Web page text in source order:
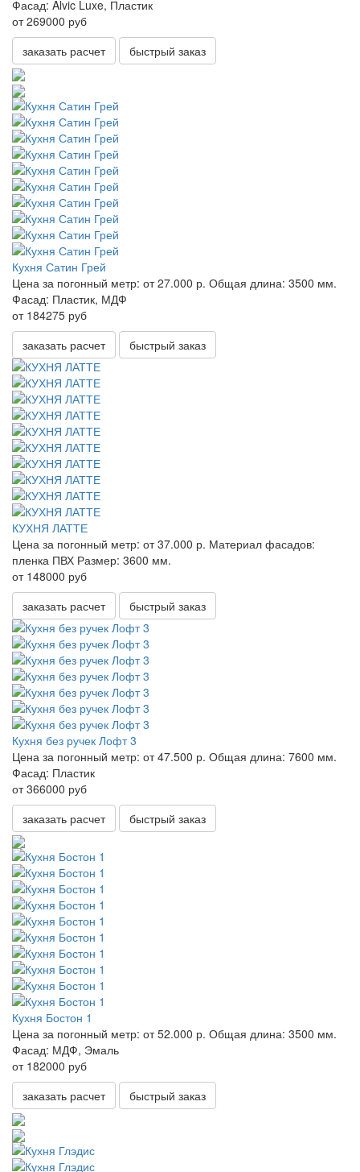
Фасад: Alvic Luxe, Пластик
от 269000 руб
заказать расчет
быстрый заказ
Кухня Сатин Грей
Цена за погонный метр: от 27.000 р. Общая длина: 3500 мм.
Фасад: Пластик, МДФ
от 184275 руб
заказать расчет
быстрый заказ
КУХНЯ ЛАТТЕ
Цена за погонный метр: от 37.000 р. Материал фасадов:
пленка ПВХ Размер: 3600 мм.
от 148000 руб
заказать расчет
быстрый заказ
Кухня без ручек Лофт 3
Цена за погонный метр: от 47.500 р. Общая длина: 7600 мм.
Фасад: Пластик
от 366000 руб
заказать расчет
быстрый заказ
Кухня Бостон 1
Цена за погонный метр: от 52.000 р. Общая длина: 3500 мм.
Фасад: МДФ, Эмаль
от 182000 руб
заказать расчет
быстрый заказ